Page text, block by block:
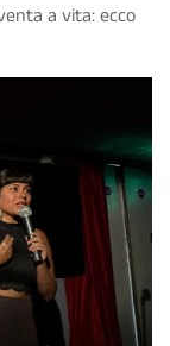
a vita: ecco